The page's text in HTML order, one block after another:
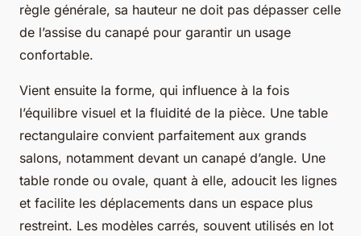
règle générale, sa hauteur ne doit pas dépasser celle
de l’assise du canapé pour garantir un usage
confortable.
Vient ensuite la forme, qui influence à la fois
l’équilibre visuel et la fluidité de la pièce. Une table
rectangulaire convient parfaitement aux grands
salons, notamment devant un canapé d’angle. Une
table ronde ou ovale, quant à elle, adoucit les lignes
et facilite les déplacements dans un espace plus
restreint. Les modèles carrés, souvent utilisés en lot